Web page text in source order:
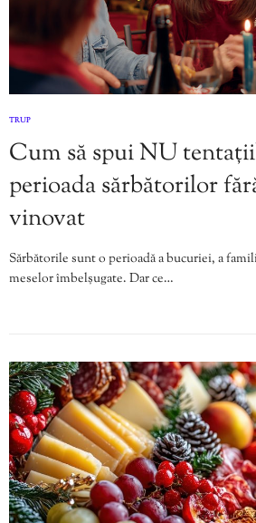
TRUP
Cum să spui NU
perioada sărbătorilor
vinovat
Sărbătorile sunt o perioadă a bucuriei, a
meselor îmbelșugate. Dar ce…